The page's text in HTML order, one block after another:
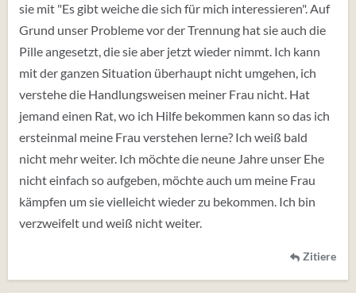
sie mit "Es gibt weiche die sich für mich interessieren". Auf
Grund unser Probleme vor der Trennung hat sie auch die
Pille angesetzt, die sie aber jetzt wieder nimmt. Ich kann
mit der ganzen Situation überhaupt nicht umgehen, ich
verstehe die Handlungsweisen meiner Frau nicht. Hat
jemand einen Rat, wo ich Hilfe bekommen kann so das ich
ersteinmal meine Frau verstehen lerne? Ich weiß bald
nicht mehr weiter. Ich möchte die neune Jahre unser Ehe
nicht einfach so aufgeben, möchte auch um meine Frau
kämpfen um sie vielleicht wieder zu bekommen. Ich bin
verzweifelt und weiß nicht weiter.
Zitiere